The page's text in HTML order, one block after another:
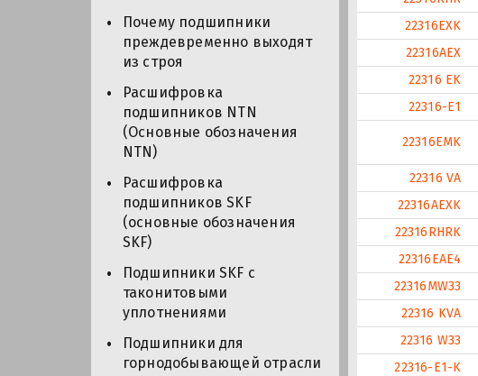
Почему подшипники
преждевременно выходят
из строя
Расшифровка
подшипников NTN
(Основные обозначения
NTN)
Расшифровка
подшипников SKF
(основные обозначения
SKF)
Подшипники SKF с
таконитовыми
уплотнениями
Подшипники для
горнодобывающей отрасли
22316EXK
22316AEX
22316 EK
22316-E1
22316EMK
22316 VA
22316AEXK
22316RHRK
22316EAE4
22316MW33
22316 KVA
22316 W33
22316-E1-K